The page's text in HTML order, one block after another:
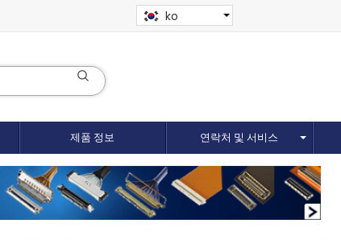
ko
제품 정보 연락처 및 서비스